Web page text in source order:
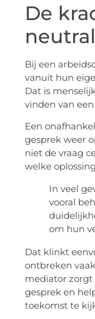
De
Bij een
vanuit hun
Dat is
vinden van
Een
gesprek weer
niet de vraag
welke
In veel
vooral
om hun
Dat klinkt
ontbreken
mediator zorgt
gesprek en
toekomst te